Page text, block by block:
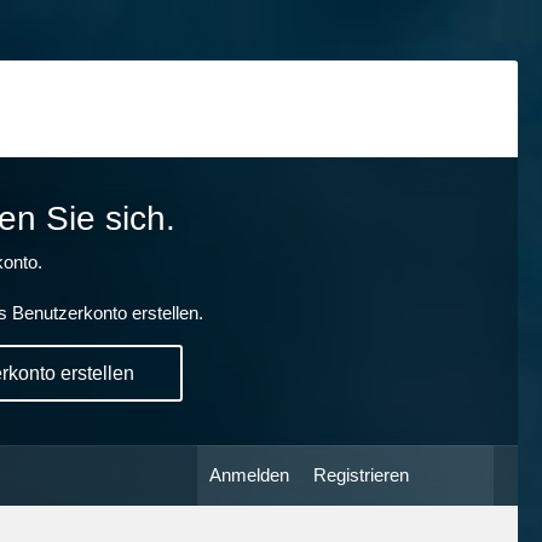
Sie sich.
Benutzerkonto erstellen.
erstellen
Anmelden Registrieren